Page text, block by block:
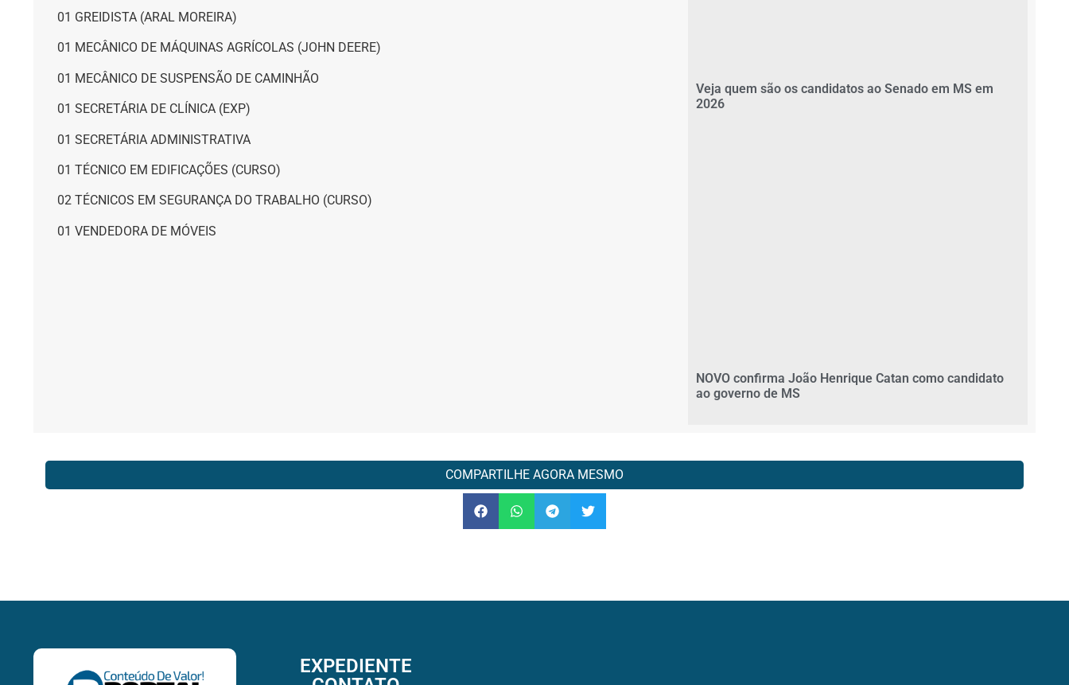
01 GREIDISTA (ARAL MOREIRA)
01 MECÂNICO DE MÁQUINAS AGRÍCOLAS (JOHN DEERE)
01 MECÂNICO DE SUSPENSÃO DE CAMINHÃO
01 SECRETÁRIA DE CLÍNICA (EXP)
01 SECRETÁRIA ADMINISTRATIVA
01 TÉCNICO EM EDIFICAÇÕES (CURSO)
02 TÉCNICOS EM SEGURANÇA DO TRABALHO (CURSO)
01 VENDEDORA DE MÓVEIS
Veja quem são os candidatos ao Senado em MS em
2026
NOVO confirma João Henrique Catan como candidato
ao governo de MS
COMPARTILHE AGORA MESMO
EXPEDIENTE